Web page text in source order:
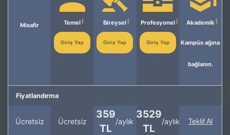
Misafir Temel
Giriş Yap
Bireysel
Giriş Yap
Profesyonel
Giriş Yap
Akademik
Kampüs ağına
bağlanın.
Fiyatlandırma
Ücretsiz Ücretsiz
359
TL
/aylık
3529
TL
/aylık Teklif Al